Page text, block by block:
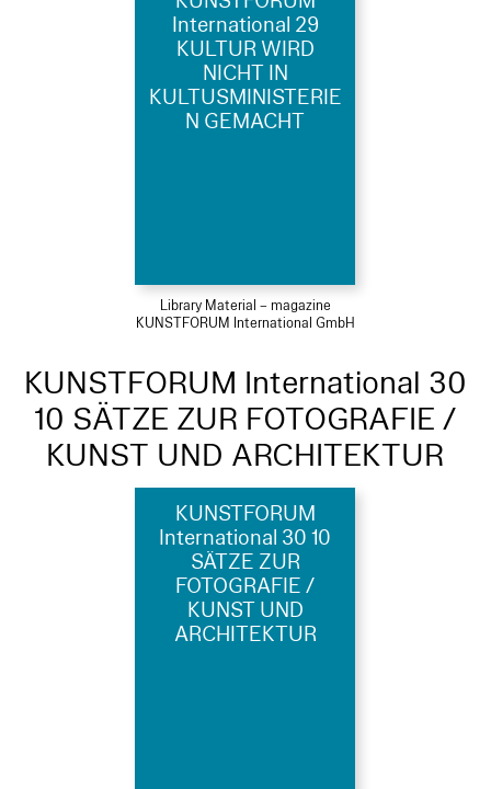
International 29
KULTUR WIRD
NICHT IN
KULTUSMINISTERIE
N GEMACHT
Library Material – magazine
KUNSTFORUM International GmbH
KUNSTFORUM International 30
10 SÄTZE ZUR FOTOGRAFIE /
KUNST UND ARCHITEKTUR
KUNSTFORUM
International 30 10
SÄTZE ZUR
FOTOGRAFIE /
KUNST UND
ARCHITEKTUR